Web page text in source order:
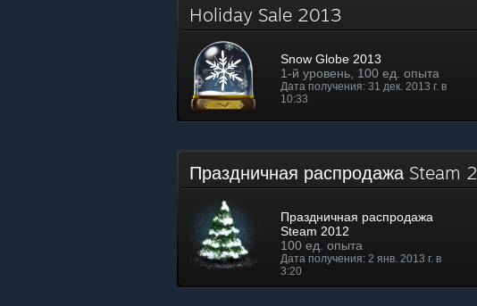
Holiday Sale 2013
Snow Globe 2013
1-й уровень, 100 ед. опыта
Дата получения: 31 дек. 2013 г. в
10:33
Праздничная распродажа Steam
Праздничная распродажа
Steam 2012
100 ед. опыта
Дата получения: 2 янв. 2013 г. в
3:20